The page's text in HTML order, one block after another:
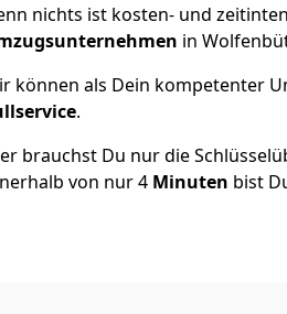
nichts ist kosten- und
in
können als Dein kompetenter
.
brauchst Du nur die
von nur 4 Minuten bist